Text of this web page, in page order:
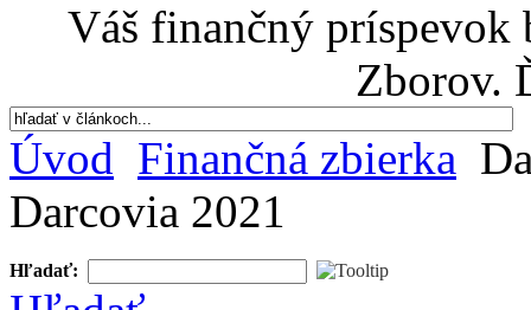
Váš finančný príspevok
Zborov.
Úvod Finančná zbierka
Darcovia 2021
Hľadať: